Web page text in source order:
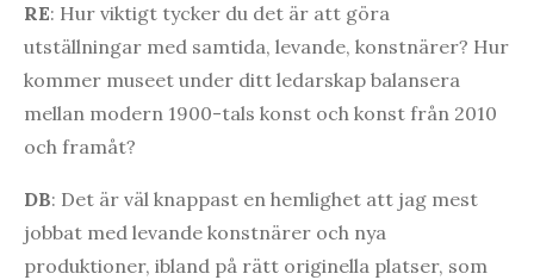
RE: Hur viktigt tycker du det är att göra
utställningar med samtida, levande, konstnärer? Hur
kommer museet under ditt ledarskap balansera
mellan modern 1900-tals konst och konst från 2010
och framåt?
DB: Det är väl knappast en hemlighet att jag mest
jobbat med levande konstnärer och nya
produktioner, ibland på rätt originella platser, som